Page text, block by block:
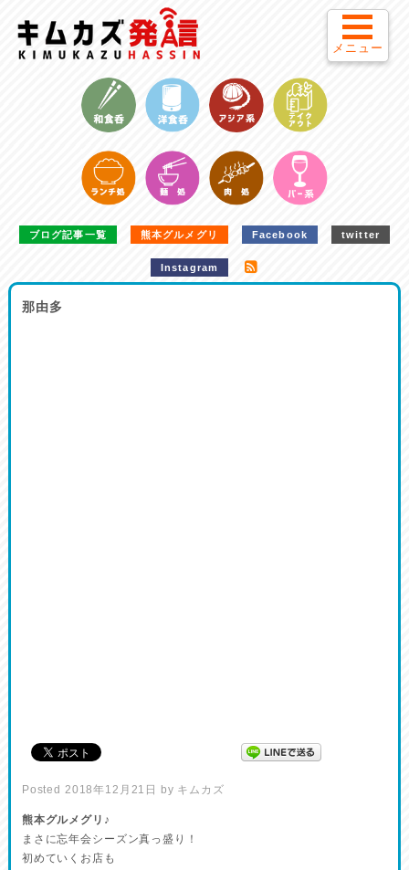
ブログ記事一覧 熊本グルメグリ Facebook twitter
Instagram
那由多
Posted 2018年12月21日 by キムカズ
熊本グルメグリ♪
まさに忘年会シーズン真っ盛り！
初めていくお店も
メニュー